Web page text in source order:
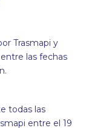
Trasmapi y
las fechas
todas las
entre el 19